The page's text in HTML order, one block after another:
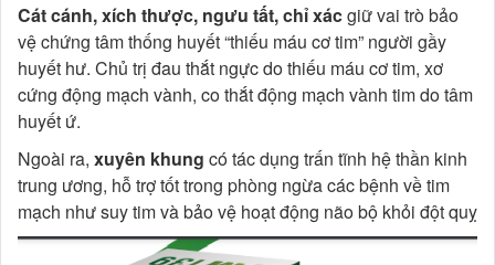
Cát cánh, xích thược, ngưu tất, chỉ xácgiữ vai trò bảo
vệ chứng tâm thống huyết “thiếu máu cơ tim” người gầy
huyết hư. Chủ trị đau thắt ngực do thiếu máu cơ tim, xơ
cứng động mạch vành, co thắt động mạch vành tim do tâm
huyết ứ.
Ngoài ra, xuyên khung có tác dụng trấn tĩnh hệ thần kinh
trung ương, hỗ trợ tốt trong phòng ngừa các bệnh về tim
mạch như suy tim và bảo vệ hoạt động não bộ khỏi đột quỵ